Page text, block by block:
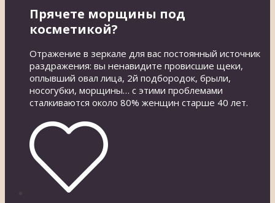
Прячете морщины под
косметикой?
Отражение в зеркале для вас постоянный источник
раздражения: вы ненавидите провисшие щеки,
оплывший овал лица, 2й подбородок, брыли,
носогубки, морщины… с этими проблемами
сталкиваются около 80% женщин старше 40 лет.